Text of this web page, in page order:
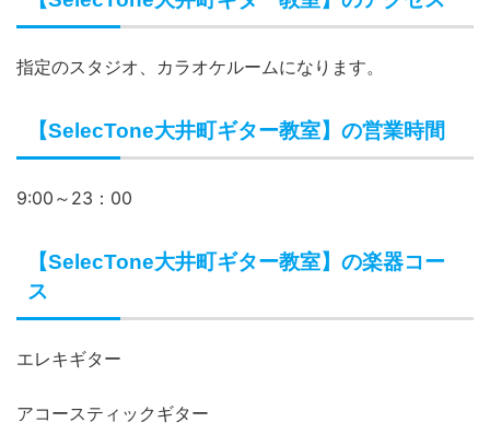
指定のスタジオ、カラオケルームになります。
【SelecTone大井町ギター教室】の営業時間
9:00～23：00
【SelecTone大井町ギター教室】の楽器コー
ス
エレキギター
アコースティックギター